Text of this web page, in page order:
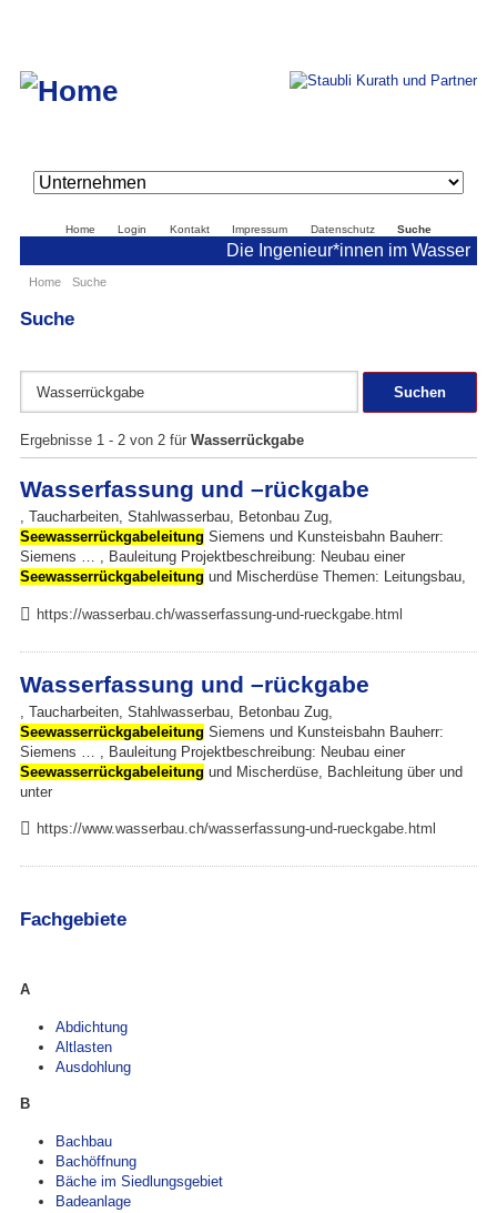
Navigation
Home Login Kontakt Impressum Datenschutz Suche
Die Ingenieur*innen im Wasser
Home Suche
Suche
Suchen
Ergebnisse 1 - 2 von 2 für Wasserrückgabe
Wasserfassung und –rückgabe
, Taucharbeiten, Stahlwasserbau, Betonbau Zug,
Seewasserrückgabeleitung Siemens und Kunsteisbahn Bauherr:
Siemens … , Bauleitung Projektbeschreibung: Neubau einer
Seewasserrückgabeleitung und Mischerdüse Themen: Leitungsbau,
https://wasserbau.ch/wasserfassung-und-rueckgabe.html
Wasserfassung und –rückgabe
, Taucharbeiten, Stahlwasserbau, Betonbau Zug,
Seewasserrückgabeleitung Siemens und Kunsteisbahn Bauherr:
Siemens … , Bauleitung Projektbeschreibung: Neubau einer
Seewasserrückgabeleitung und Mischerdüse, Bachleitung über und
unter
https://www.wasserbau.ch/wasserfassung-und-rueckgabe.html
Fachgebiete
A
Abdichtung
Altlasten
Ausdohlung
B
Bachbau
Bachöffnung
Bäche im Siedlungsgebiet
Badeanlage